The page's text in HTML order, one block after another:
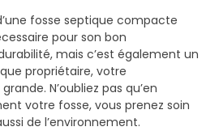
fosse septique compacte
pour son bon
mais c’est également un
propriétaire, votre
N’oubliez pas qu’en
votre fosse, vous prenez soin
de l’environnement.